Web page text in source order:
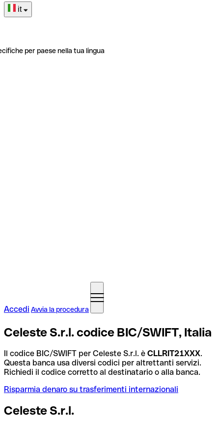
it
per paese nella tua lingua
Accedi Avvia la procedura
Celeste S.r.l. codice BIC/SWIFT, Italia
Il codice BIC/SWIFT per Celeste S.r.l. è CLLRIT21XXX.
Questa banca usa diversi codici per altrettanti servizi.
Richiedi il codice corretto al destinatario o alla banca.
Risparmia denaro su trasferimenti internazionali
Celeste S.r.l.